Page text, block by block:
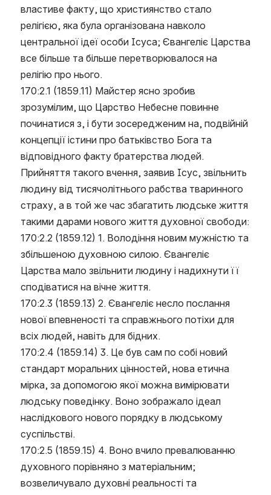
властиве факту, що християнство стало
релігією, яка була організована навколо
центральної ідеї особи Ісуса; Євангеліє Царства
все більше та більше перетворювалося на
релігію про нього.
170:2.1 (1859.11) Майстер ясно зробив
зрозумілим, що Царство Небесне повинне
починатися з, і бути зосередженим на, подвійній
концепції істини про батьківство Бога та
відповідного факту братерства людей.
Прийняття такого вчення, заявив Ісус, звільнить
людину від тисячолітнього рабства тваринного
страху, а в той же час збагатить людське життя
такими дарами нового життя духовної свободи:
170:2.2 (1859.12) 1. Володіння новим мужністю та
збільшеною духовною силою. Євангеліє
Царства мало звільнити людину і надихнути її
сподіватися на вічне життя.
170:2.3 (1859.13) 2. Євангеліє несло послання
нової впевненості та справжнього потіхи для
всіх людей, навіть для бідних.
170:2.4 (1859.14) 3. Це був сам по собі новий
стандарт моральних цінностей, нова етична
мірка, за допомогою якої можна вимірювати
людську поведінку. Воно зображало ідеал
наслідкового нового порядку в людському
суспільстві.
170:2.5 (1859.15) 4. Воно вчило превалюванню
духовного порівняно з матеріальним;
возвеличувало духовні реальності та